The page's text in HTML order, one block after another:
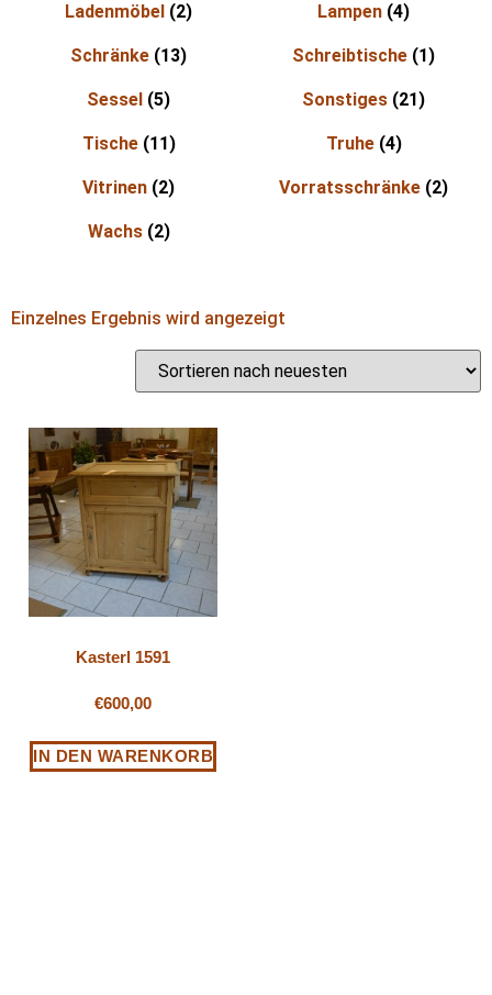
Ladenmöbel (2) Lampen (4)
Schränke (13) Schreibtische (1)
Sessel (5) Sonstiges (21)
Tische (11) Truhe (4)
Vitrinen (2) Vorratsschränke (2)
Wachs (2)
Einzelnes Ergebnis wird angezeigt
Kasterl 1591
€600,00
IN DEN WARENKORB